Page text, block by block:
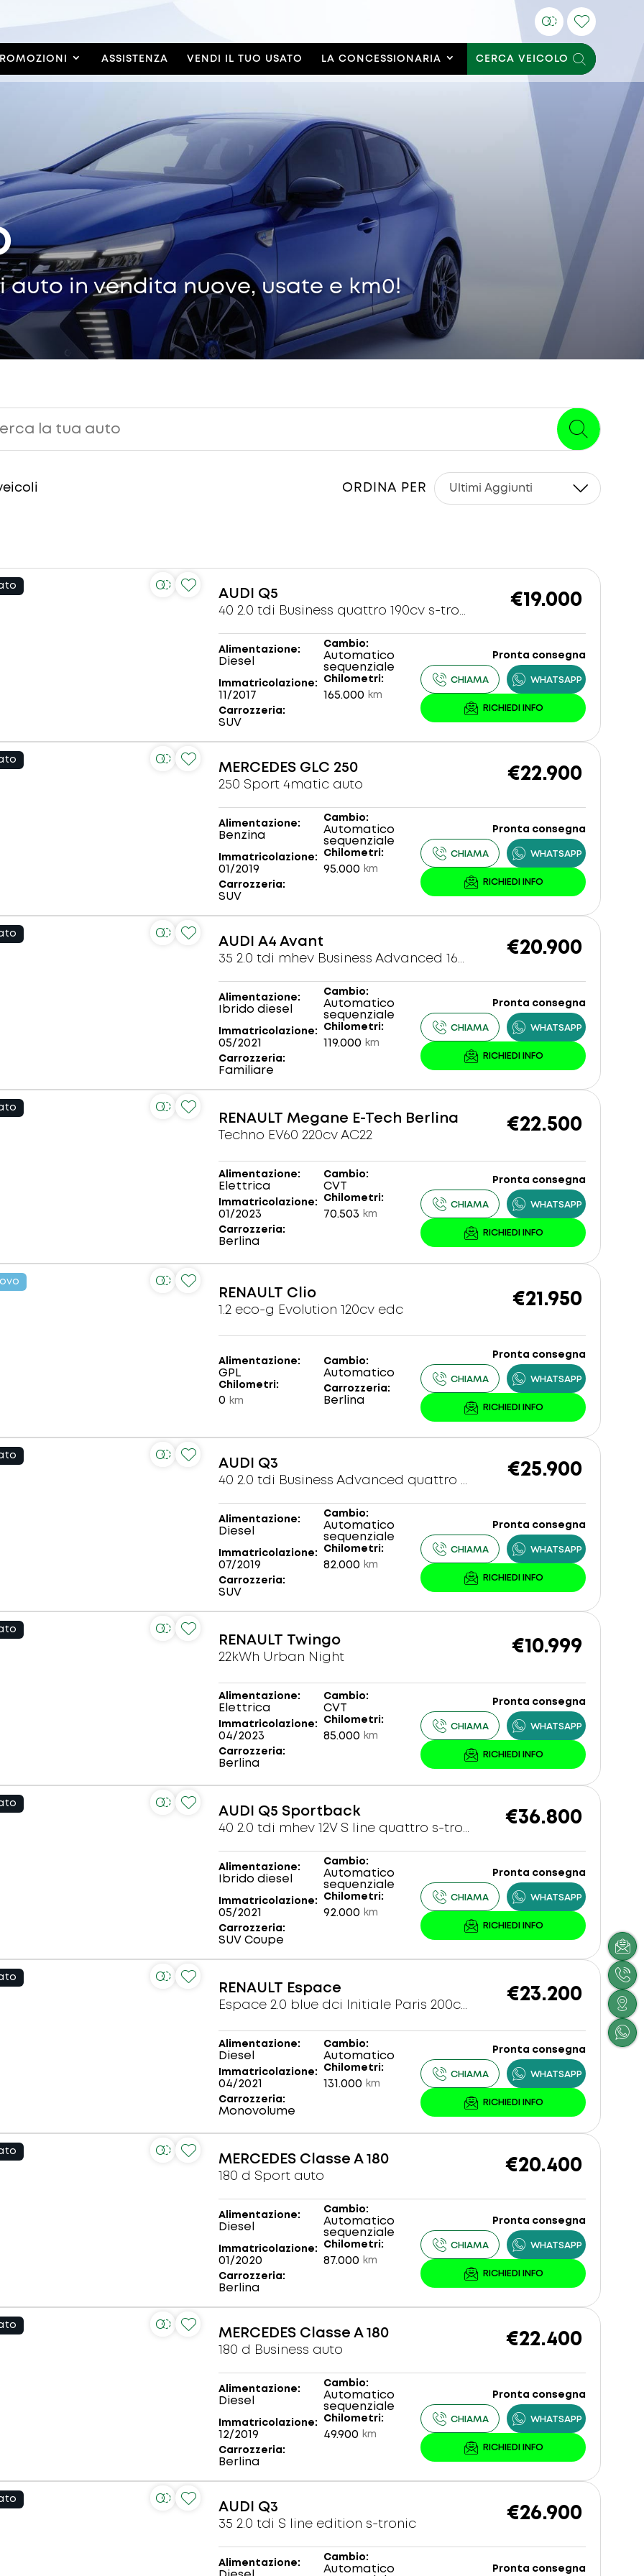
ASSISTENZA VENDI IL TUO USATO LA CONCESSIONARIA CERCA VEICOLO
in vendita nuove, usate e km0!
ORDINA PER
AUDI Q5 €19.000
Alimentazione
Diesel
Cambio
Automatico
sequenziale
Immatricolazione
11/2017
Chilometri
165.000
km
Carrozzeria
SUV
Pronta consegna
MERCEDES GLC 250
250 Sport 4matic auto
€22.900
Alimentazione
Benzina
Cambio
Automatico
sequenziale
Immatricolazione
01/2019
Chilometri
95.000
km
Carrozzeria
SUV
Pronta consegna
AUDI A4 Avant €20.900
Alimentazione
Ibrido diesel
Cambio
Automatico
sequenziale
Immatricolazione
05/2021
Chilometri
119.000
km
Carrozzeria
Familiare
Pronta consegna
RENAULT Megane E-Tech Berlina
Techno EV60 220cv AC22
€22.500
Alimentazione
Elettrica
Cambio
CVT
Immatricolazione
01/2023
Chilometri
70.503
km
Carrozzeria
Berlina
Pronta consegna
RENAULT Clio
1.2 eco-g Evolution 120cv edc
€21.950
Alimentazione
GPL
Cambio
Automatico
Chilometri
0 km
Carrozzeria
Berlina
Pronta consegna
AUDI Q3 €25.900
Alimentazione
Diesel
Cambio
Automatico
sequenziale
Immatricolazione
07/2019
Chilometri
82.000
km
Carrozzeria
SUV
Pronta consegna
RENAULT Twingo
22kWh Urban Night
€10.999
Alimentazione
Elettrica
Cambio
CVT
Immatricolazione
04/2023
Chilometri
85.000
km
Carrozzeria
Berlina
Pronta consegna
AUDI Q5 Sportback €36.800
Alimentazione
Ibrido diesel
Cambio
Automatico
sequenziale
Immatricolazione
05/2021
Chilometri
92.000
km
Carrozzeria
SUV Coupe
Pronta consegna
RENAULT Espace €23.200
Alimentazione
Diesel
Cambio
Automatico
Immatricolazione
04/2021
Chilometri
131.000
km
Carrozzeria
Monovolume
Pronta consegna
MERCEDES Classe A 180
180 d Sport auto
€20.400
Alimentazione
Diesel
Cambio
Automatico
sequenziale
Immatricolazione
01/2020
Chilometri
87.000
km
Carrozzeria
Berlina
Pronta consegna
MERCEDES Classe A 180
180 d Business auto
€22.400
Alimentazione
Diesel
Cambio
Automatico
sequenziale
Immatricolazione
12/2019
Chilometri
49.900
km
Carrozzeria
Berlina
Pronta consegna
AUDI Q3
35 2.0 tdi S line edition s-tronic
€26.900
Alimentazione
Cambio
Automatico
Pronta consegna